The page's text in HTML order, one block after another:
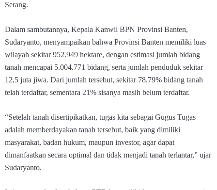
Serang.
Dalam sambutannya, Kepala Kanwil BPN Provinsi Banten,
Sudaryanto, menyampaikan bahwa Provinsi Banten memiliki luas
wilayah sekitar 952.949 hektare, dengan estimasi jumlah bidang
tanah mencapai 5.004.771 bidang, serta jumlah penduduk sekitar
12,5 juta jiwa. Dari jumlah tersebut, sekitar 78,79% bidang tanah
telah terdaftar, sementara 21% sisanya masih belum terdaftar.
“Setelah tanah disertipikatkan, tugas kita sebagai Gugus Tugas
adalah memberdayakan tanah tersebut, baik yang dimiliki
masyarakat, badan hukum, maupun investor, agar dapat
dimanfaatkan secara optimal dan tidak menjadi tanah terlantar,” ujar
Sudaryanto.